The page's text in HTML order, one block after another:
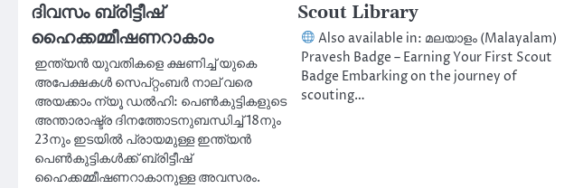
ദിവസം ബ്രിട്ടീഷ്
ഹൈക്കമ്മീഷണറാകാം
ഇന്ത്യന്‍ യുവതികളെ ക്ഷണിച്ച് യുകെ
അപേക്ഷകള്‍ സെപ്റ്റംബര്‍ നാല് വരെ
അയക്കാം ന്യൂ ഡൽഹി: പെണ്‍കുട്ടികളുടെ
അന്താരാഷ്ട്ര ദിനത്തോടനുബന്ധിച്ച് 18നും
23നും ഇടയില്‍ പ്രായമുള്ള ഇന്ത്യന്‍
പെണ്‍കുട്ടികള്‍ക്ക് ബ്രിട്ടീഷ്
ഹൈക്കമ്മീഷണറാകാനുള്ള അവസരം.
Scout Library
Also available in: മലയാളം (Malayalam)
Pravesh Badge – Earning Your First Scout
Badge Embarking on the journey of
scouting…